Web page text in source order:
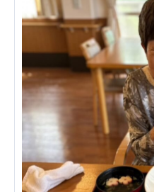
Mediclude 株式会
株式会社フラワーコミュニ
Medicare Lead Japan
株式会社日本医科学研究所
特定非営利活動法人共生フ
一般社団法人フードラボジ